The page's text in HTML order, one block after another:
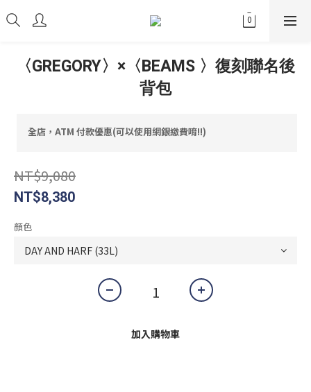
〈GREGORY〉×〈BEAMS 〉復刻聯名後
背包
全店，ATM 付款優惠(可以使用網銀繳費唷!!)
NT$9,080
NT$8,380
顏色
加入購物車